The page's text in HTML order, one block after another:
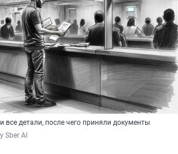
все детали, после чего приняли документы
Sber AI